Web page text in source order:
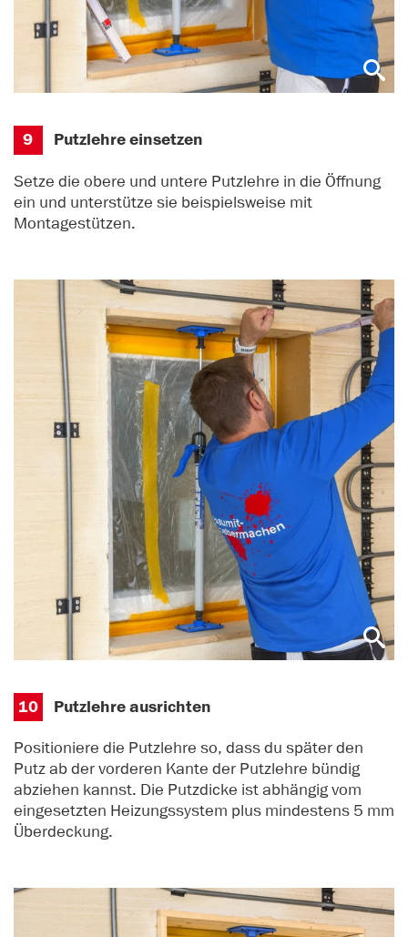
9 Putzlehre einsetzen
Setze die obere und untere Putzlehre in die Öffnung
ein und unterstütze sie beispielsweise mit
Montagestützen.
10 Putzlehre ausrichten
Positioniere die Putzlehre so, dass du später den
Putz ab der vorderen Kante der Putzlehre bündig
abziehen kannst. Die Putzdicke ist abhängig vom
eingesetzten Heizungssystem plus mindestens 5 mm
Überdeckung.